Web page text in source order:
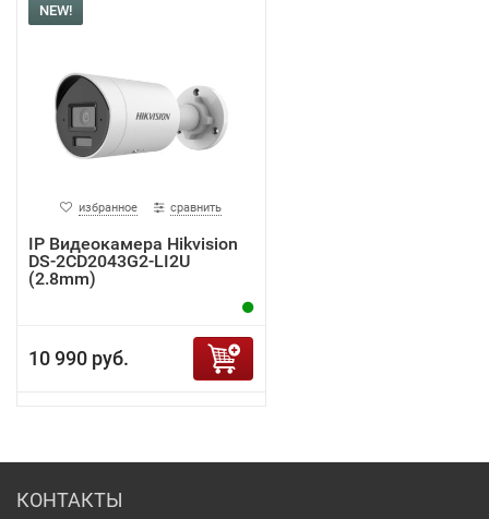
NEW!
избранное сравнить
IP Видеокамера Hikvision
DS-2CD2043G2-LI2U
(2.8mm)
10 990 руб.
КОНТАКТЫ